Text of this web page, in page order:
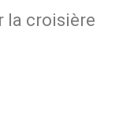
la croisière